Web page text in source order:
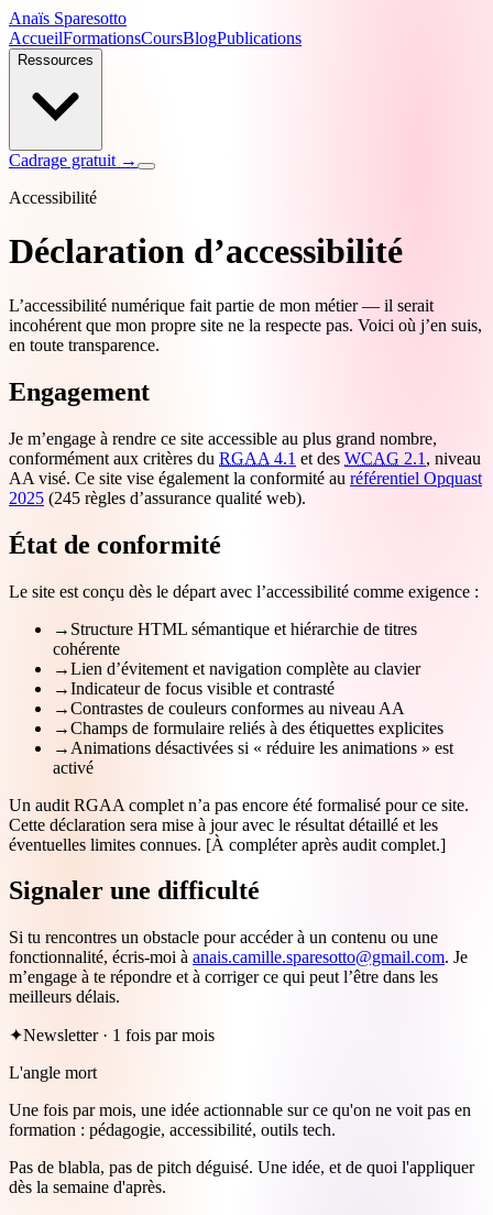
Anaïs Sparesotto
AccueilFormationsCoursBlogPublications
Ressources
Cadrage gratuit →
Accessibilité
Déclaration d’accessibilité
L’accessibilité numérique fait partie de mon métier — il serait
incohérent que mon propre site ne la respecte pas. Voici où j’en suis,
en toute transparence.
Engagement
Je m’engage à rendre ce site accessible au plus grand nombre,
conformément aux critères du RGAA 4.1 et des WCAG 2.1 , niveau
AA visé. Ce site vise également la conformité au référentiel Opquast
2025 (245 règles d’assurance qualité web).
État de conformité
Le site est conçu dès le départ avec l’accessibilité comme exigence :
→ Structure HTML sémantique et hiérarchie de titres
cohérente
→Lien d’évitement et navigation complète au clavier
→Indicateur de focus visible et contrasté
→Contrastes de couleurs conformes au niveau AA
→Champs de formulaire reliés à des étiquettes explicites
→ Animations désactivées si « réduire les animations » est
activé
Un audit RGAA complet n’a pas encore été formalisé pour ce site.
Cette déclaration sera mise à jour avec le résultat détaillé et les
éventuelles limites connues. [À compléter après audit complet.]
Signaler une difficulté
Si tu rencontres un obstacle pour accéder à un contenu ou une
fonctionnalité, écris-moi à anais.camille.sparesotto@gmail.com. Je
m’engage à te répondre et à corriger ce qui peut l’être dans les
meilleurs délais.
✦Newsletter · 1 fois par mois
L'angle mort
Une fois par mois, une idée actionnable sur ce qu'on ne voit pas en
formation : pédagogie, accessibilité, outils tech.
Pas de blabla, pas de pitch déguisé. Une idée, et de quoi l'appliquer
dès la semaine d'après.